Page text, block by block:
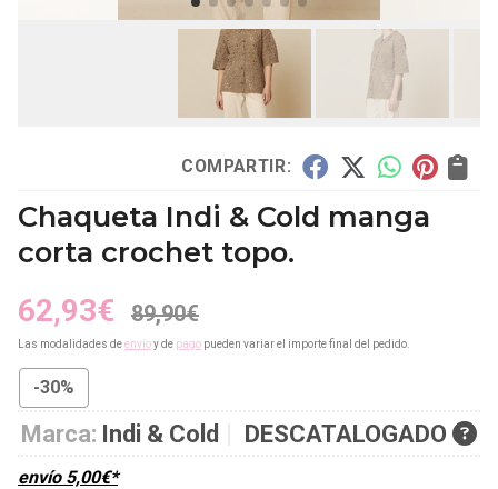
COMPARTIR:
Chaqueta Indi & Cold manga
corta crochet topo.
62,93€ 89,90€
Las modalidades deenvíoy de pago pueden variar el importe final del pedido.
-30%
Marca: Indi & Cold DESCATALOGADO
envío 5,00€*